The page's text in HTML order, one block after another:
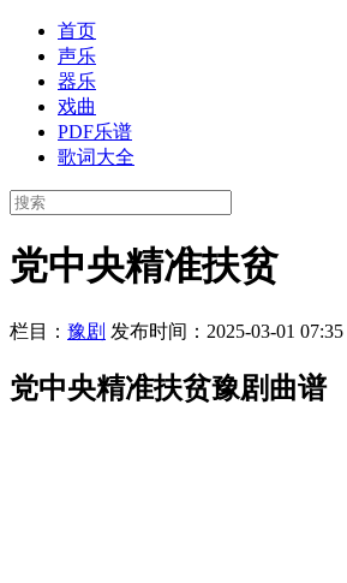
首页
声乐
器乐
戏曲
PDF乐谱
歌词大全
党中央精准扶贫
栏目： 豫剧 发布时间：2025-03-01 07:35
党中央精准扶贫豫剧曲谱